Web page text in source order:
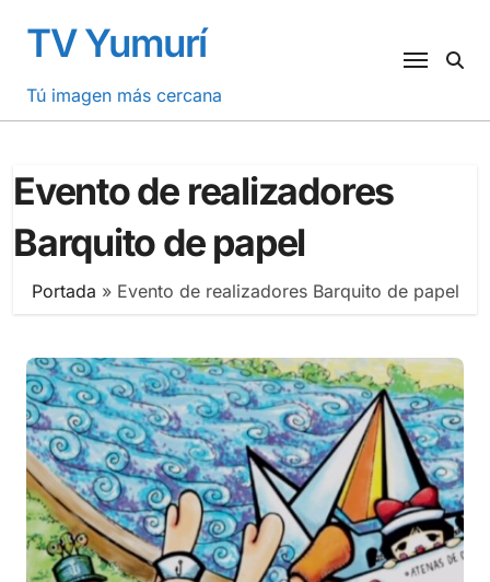
contenido
TV Yumurí
Tú imagen más cercana
Evento de realizadores
Barquito de papel
Portada » Evento de realizadores Barquito de papel